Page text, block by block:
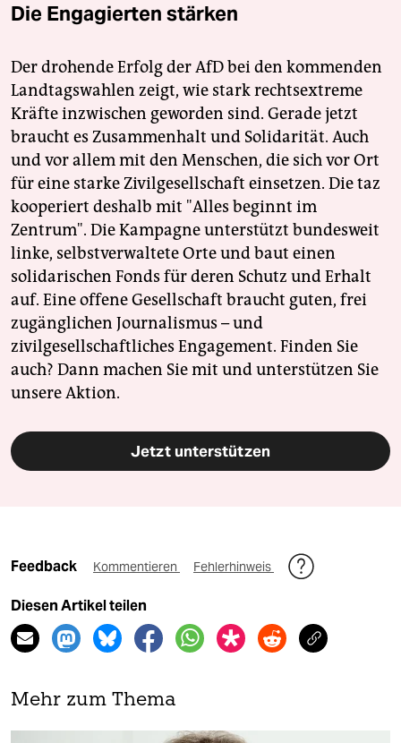
Die Engagierten stärken
Der drohende Erfolg der AfD bei den kommenden
Landtagswahlen zeigt, wie stark rechtsextreme
Kräfte inzwischen geworden sind. Gerade jetzt
braucht es Zusammenhalt und Solidarität. Auch
und vor allem mit den Menschen, die sich vor Ort
für eine starke Zivilgesellschaft einsetzen. Die taz
kooperiert deshalb mit "Alles beginnt im
Zentrum". Die Kampagne unterstützt bundesweit
linke, selbstverwaltete Orte und baut einen
solidarischen Fonds für deren Schutz und Erhalt
auf. Eine offene Gesellschaft braucht guten, frei
zugänglichen Journalismus – und
zivilgesellschaftliches Engagement. Finden Sie
auch? Dann machen Sie mit und unterstützen Sie
unsere Aktion.
Jetzt unterstützen
Feedback Kommentieren Fehlerhinweis
Diesen Artikel teilen
Mehr zum Thema